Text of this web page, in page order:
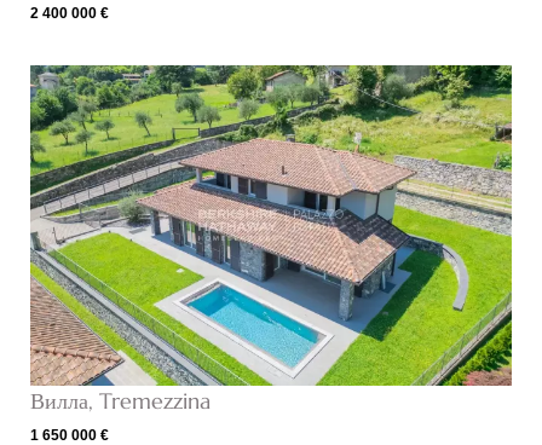
2 400 000 €
Вилла, Tremezzina
1 650 000 €